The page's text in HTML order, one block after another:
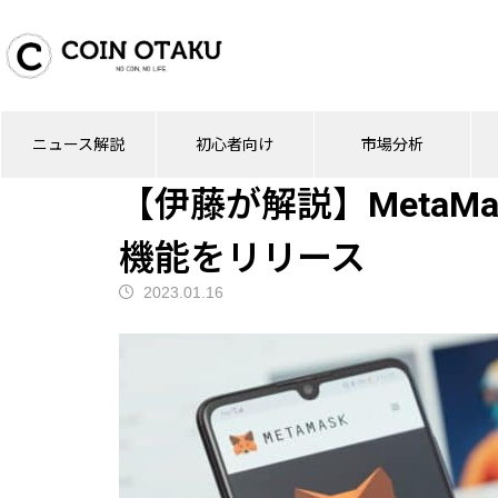
ニュース解説 初心者向け 市場分析
ニュース解説
【伊藤が解説】
機能をリリース
2023.01.16